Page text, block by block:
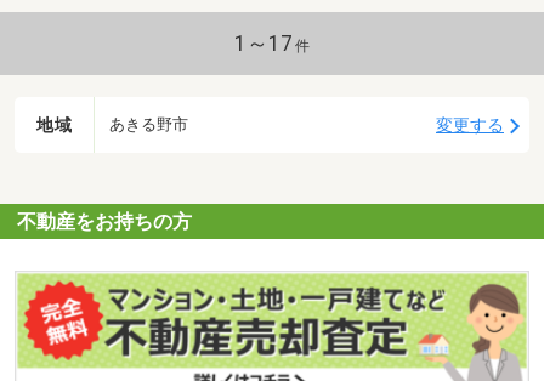
ございますので、お気軽にお越しください。
1～17 件
地域 あきる野市 変更する
不動産をお持ちの方